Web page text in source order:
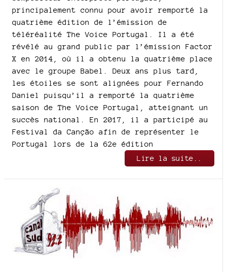
principalement connu pour avoir remporté la
quatrième édition de l’émission de
téléréalité The Voice Portugal. Il a été
révélé au grand public par l’émission Factor
X en 2014, où il a obtenu la quatrième place
avec le groupe Babel. Deux ans plus tard,
les étoiles se sont alignées pour Fernando
Daniel puisqu’il a remporté la quatrième
saison de The Voice Portugal, atteignant un
succès national. En 2017, il a participé au
Festival da Canção afin de représenter le
Portugal lors de la 62e édition
Lire la suite..